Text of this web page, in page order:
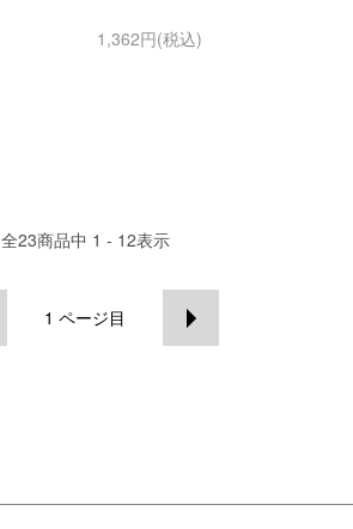
1,362円(税込)
全23商品中 1 - 12表示
1 ページ目